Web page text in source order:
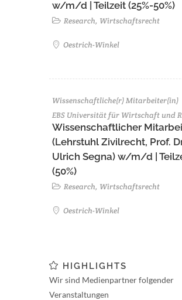
w/m/d | Teilzeit (25%-50%)
Research, Wirtschaftsrecht
Oestrich-Winkel
Wissenschaftliche(r) Mitarbeiter(in)
EBS Universität für Wirtschaft und
Wissenschaftlicher
(Lehrstuhl Zivilrecht, Prof.
Ulrich Segna) w/m/d |
(50%)
Research, Wirtschaftsrecht
Oestrich-Winkel
HIGHLIGHTS
Wir sind Medienpartner folgender
Veranstaltungen